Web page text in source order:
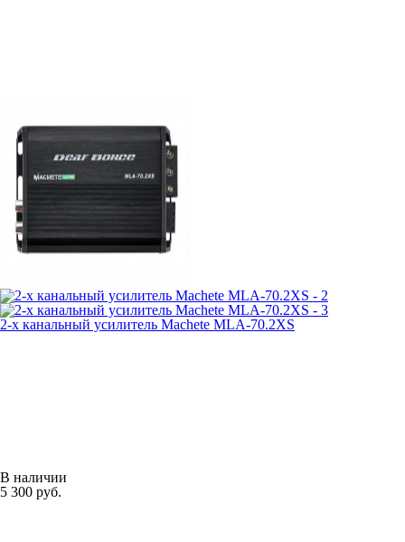
2-х канальный усилитель Machete MLA-70.2XS
В наличии
5 300 руб.